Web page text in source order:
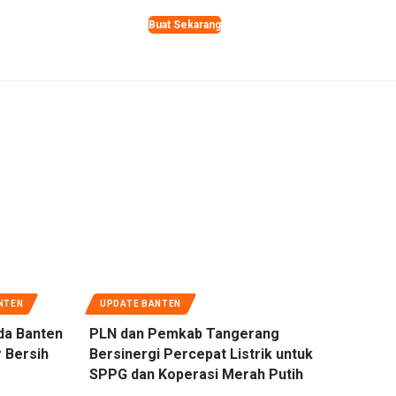
Buat Sekarang
Banten
Bersih
UPDATE BANTEN
PLN dan Pemkab Tangerang
Bersinergi Percepat Listrik untuk
SPPG dan Koperasi Merah Putih